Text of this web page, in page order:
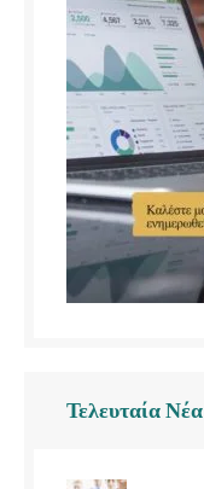
Τελευταία Νέα